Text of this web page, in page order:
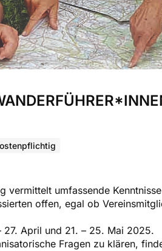
vermittelt umfassende
offen, egal ob
April und 21. – 25. Mai 2025.
Fragen zu klären,